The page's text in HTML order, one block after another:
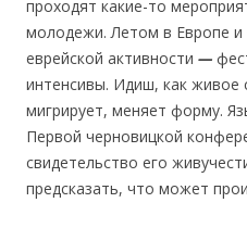
проходят какие-то
молодежи. Летом в Европе
еврейской активности —
интенсивы. Идиш, как живое
мигрирует, меняет форму.
Первой черновицкой
свидетельство его
предсказать, что может